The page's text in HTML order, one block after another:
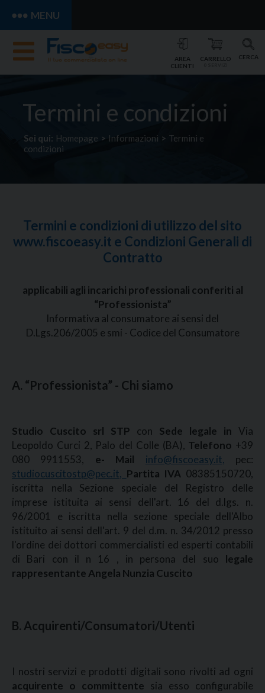
MENU
CERCA
CARRELLO
AREA
CLIENTI
Termini e condizioni
Sei qui: Homepage > Informazioni > Termini e
condizioni
Termini e condizioni di utilizzo del sito
www.fiscoeasy.it e Condizioni Generali di
Contratto
applicabili agli incarichi professionali conferiti al
“Professionista”
Informativa al consumatore ai sensi del
D.Lgs.206/2005 e smi - Codice del Consumatore
A. “Professionista” - Chi siamo
Studio Cuscito srl STP con Sede legale in Via
Leopoldo Curci 2, Palo del Colle (BA), Telefono +39
080 9911553, e- Mail info@fiscoeasy.it, pec:
studiocuscitostp@pec.it, Partita IVA 08385150720,
iscritta nella Sezione speciale del Registro delle
imprese istituita ai sensi dell'art. 16 del d.lgs. n.
96/2001 e iscritta nella sezione speciale dell'Albo
istituito ai sensi dell'art. 9 del d.m. n. 34/2012 presso
l'ordine dei dottori commercialisti ed esperti contabili
di Bari con il n 16 , in persona del suo legale
rappresentante Angela Nunzia Cuscito
B. Acquirenti/Consumatori/Utenti
I nostri servizi e prodotti digitali sono rivolti ad ogni
acquirente o committente sia esso configurabile